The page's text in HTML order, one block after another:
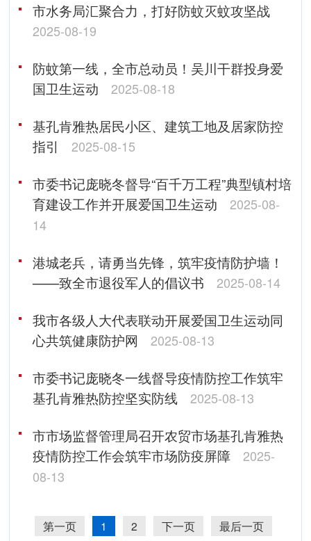
市水务局汇聚合力，打好防蚊灭蚊攻坚战
2025-08-19
防蚊第一线，全市总动员！吴川干群投身爱
国卫生运动
2025-08-18
基孔肯雅热居民小区、建筑工地及居家防控
指引
2025-08-15
市委书记庞晓冬督导“百千万工程”典型镇村培
育建设工作并开展爱国卫生运动
2025-08-
14
港城老兵，请勇当先锋，筑牢疫情防护墙！
——致全市退役军人的倡议书
2025-08-14
我市各级人大代表联动开展爱国卫生运动同
心共筑健康防护网
2025-08-13
市委书记庞晓冬一线督导疫情防控工作筑牢
基孔肯雅热防控坚实防线
2025-08-13
市市场监督管理局召开农贸市场基孔肯雅热
疫情防控工作会筑牢市场防疫屏障
2025-
08-13
第一页 1 2 下一页 最后一页